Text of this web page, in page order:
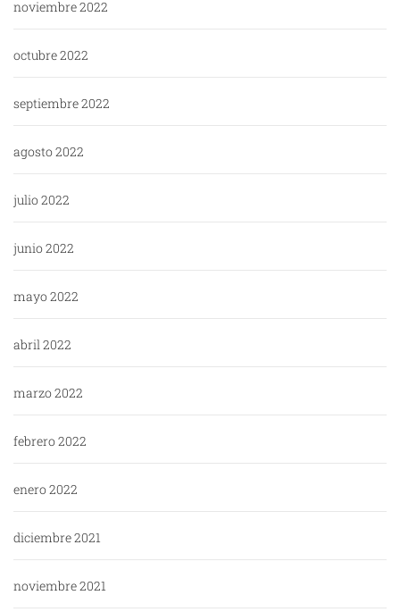
noviembre 2022
octubre 2022
septiembre 2022
agosto 2022
julio 2022
junio 2022
mayo 2022
abril 2022
marzo 2022
febrero 2022
enero 2022
diciembre 2021
noviembre 2021